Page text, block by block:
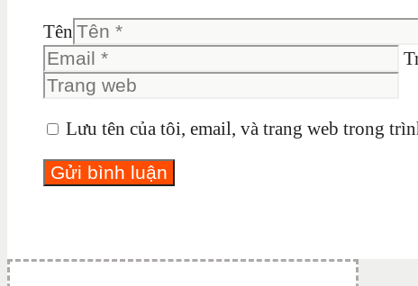
Tên
Lưu tên của tôi, email, và trang web trong